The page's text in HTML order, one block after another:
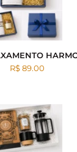
R$ 89.00